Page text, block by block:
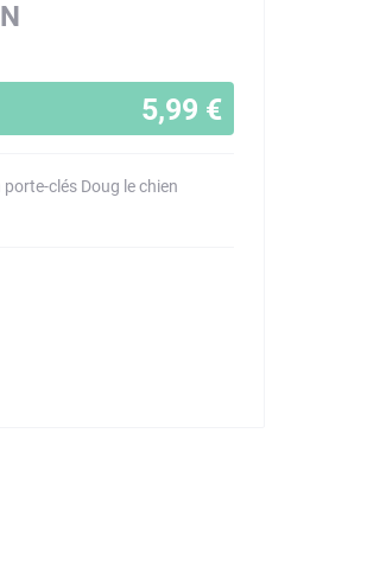
5,99 €
clés Doug le chien